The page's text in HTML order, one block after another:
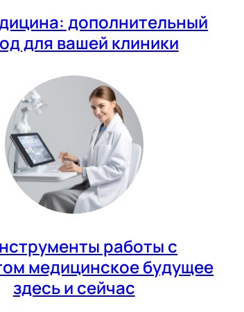
дополнительный
для вашей клиники
работы с
медицинское будущее
здесь и сейчас